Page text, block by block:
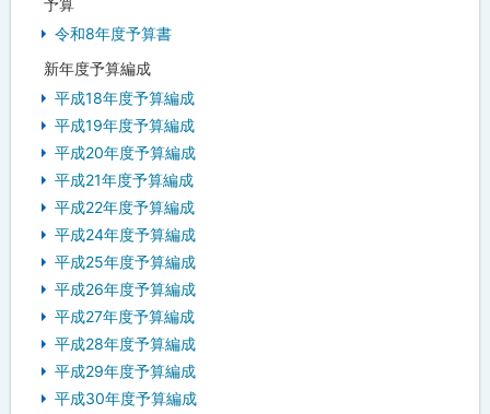
令和8年度予算書
新年度予算編成
平成18年度予算編成
平成19年度予算編成
平成20年度予算編成
平成21年度予算編成
平成22年度予算編成
平成24年度予算編成
平成25年度予算編成
平成26年度予算編成
平成27年度予算編成
平成28年度予算編成
平成29年度予算編成
平成30年度予算編成